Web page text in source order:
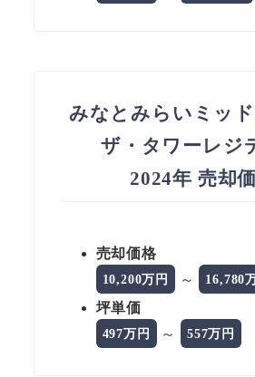
みなとみらいミッ
ザ・タワーレジ
2024年 売却
売却価格
10,200万円 ～ 16,780
坪単価
497万円 ～ 557万円